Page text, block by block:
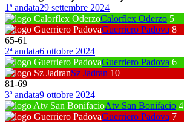
1ª andata29 settembre 2024
Calorflex Oderzo 5
Guerriero Padova 8
65-61
2ª andata6 ottobre 2024
Guerriero Padova 6
Sz Jadran 10
81-69
3ª andata9 ottobre 2024
Atv San Bonifacio 4
Guerriero Padova 7